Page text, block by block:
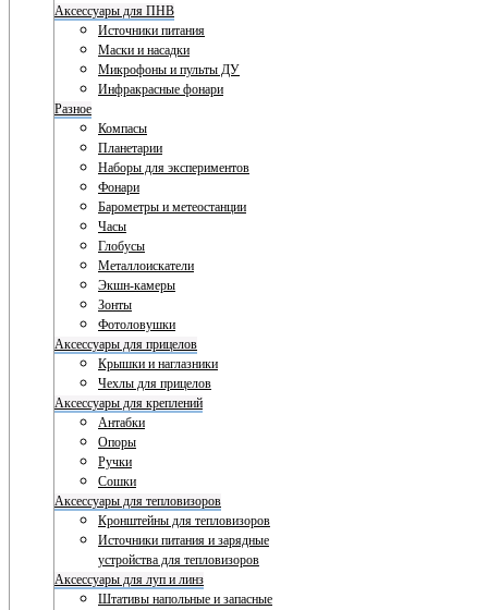
Аксессуары для ПНВ
Источники питания
Маски и насадки
Микрофоны и пульты ДУ
Инфракрасные фонари
Разное
Компасы
Планетарии
Наборы для экспериментов
Фонари
Барометры и метеостанции
Часы
Глобусы
Металлоискатели
Экшн-камеры
Зонты
Фотоловушки
Аксессуары для прицелов
Крышки и наглазники
Чехлы для прицелов
Аксессуары для креплений
Антабки
Опоры
Ручки
Сошки
Аксессуары для тепловизоров
Кронштейны для тепловизоров
Источники питания и зарядные
устройства для тепловизоров
Аксессуары для луп и линз
Штативы напольные и запасные